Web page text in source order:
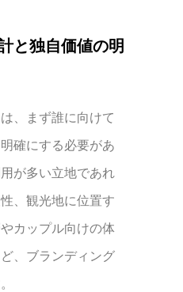
と独自価値の明
、まず誰に向けて
確にする必要があ
が多い立地であれ
、観光地に位置す
カップル向けの体
、ブランディング